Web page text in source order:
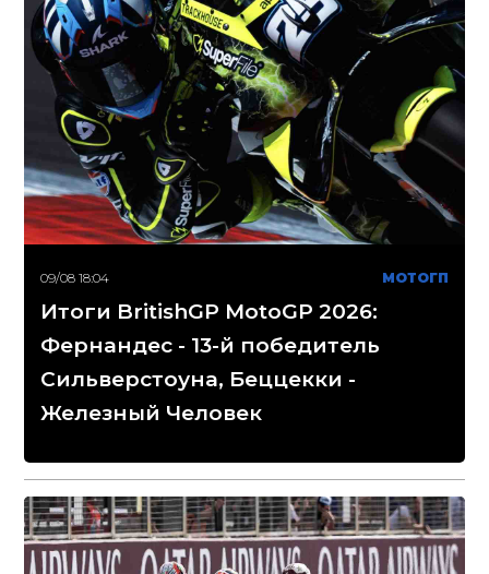
09/08 18:04 МОТОГП
Итоги BritishGP MotoGP 2026:
Фернандес - 13-й победитель
Сильверстоуна, Беццекки -
Железный Человек